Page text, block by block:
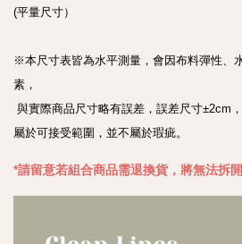
(平量尺寸）
※本尺寸表皆為水平測量，會因布料彈性、
素，
*請留意若組合商品需退換貨，將無法拆